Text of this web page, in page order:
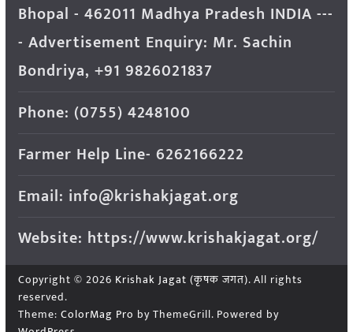
Bhopal - 462011 Madhya Pradesh INDIA ---
- Advertisement Enquiry: Mr. Sachin
Bondriya, +91 9826021837
Phone: (0755) 4248100
Farmer Help Line- 6262166222
Email: info@krishakjagat.org
Website: https://www.krishakjagat.org/
Copyright © 2026 Krishak Jagat (कृषक जगत). All rights
reserved.
Theme: ColorMag Pro by ThemeGrill. Powered by